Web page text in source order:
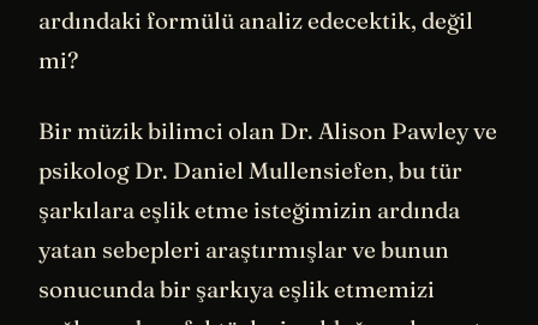
ardındaki formülü analiz edecektik, değil
mi?
Bir müzik bilimci olan Dr. Alison Pawley ve
psikolog Dr. Daniel Mullensiefen, bu tür
şarkılara eşlik etme isteğimizin ardında
yatan sebepleri araştırmışlar ve bunun
sonucunda bir şarkıya eşlik etmemizi